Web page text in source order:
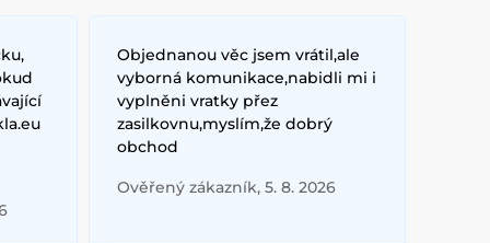
Objednanou věc jsem vrátil,ale
vyborná komunikace,nabidli mi i
vyplněni vratky přez
zasilkovnu,myslím,že dobrý
obchod
Ověřený zákazník, 5. 8. 2026